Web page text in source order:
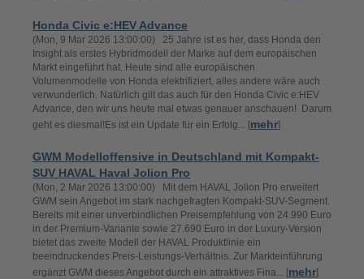
Honda Civic e:HEV Advance
(Mon, 9 Mar 2026 13:00:00) 25 Jahre ist es her, dass Honda den
Insight als erstes Hybridmodell der Marke auf dem europäischen
Markt eingeführt hat. Heute sind alle europäischen
Volumenmodelle von Honda elektrifiziert, alles andere wäre auch
verwunderlich. Natürlich gilt das auch für den Honda Civic e:HEV
Advance, den wir uns heute mal etwas genauer anschauen! Darum
geht es diesmal!Es ist ein Update für ein Erfolg... [mehr]
GWM Modelloffensive in Deutschland mit Kompakt-
SUV HAVAL Haval Jolion Pro
(Mon, 2 Mar 2026 13:00:00) Mit dem HAVAL Jolion Pro erweitert
GWM sein Angebot im stark nachgefragten Kompakt-SUV-Segment.
Bereits mit einer unverbindlichen Preisempfehlung von 24.990 Euro
in der Premium-Variante sowie 27.690 Euro in der Luxury-Version
bietet das zweite Modell der HAVAL Produktlinie ein
beeindruckendes Preis-Leistungs-Verhältnis. Zur Markteinführung
ergänzt GWM dieses Angebot durch ein attraktives Fina... [mehr]